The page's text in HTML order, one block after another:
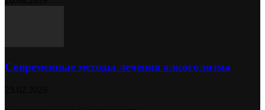
Современные методы лечения алкоголизма